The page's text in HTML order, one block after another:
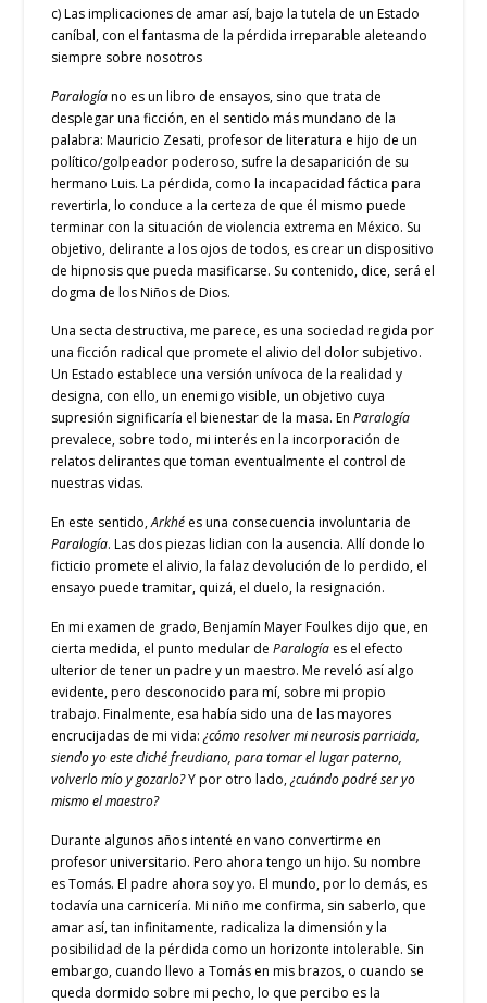
c) Las implicaciones de amar así, bajo la tutela de un Estado
caníbal, con el fantasma de la pérdida irreparable aleteando
siempre sobre nosotros
Paralogíano es un libro de ensayos, sino que trata de
desplegar una ficción, en el sentido más mundano de la
palabra: Mauricio Zesati, profesor de literatura e hijo de un
político/golpeador poderoso, sufre la desaparición de su
hermano Luis. La pérdida, como la incapacidad fáctica para
revertirla, lo conduce a la certeza de que él mismo puede
terminar con la situación de violencia extrema en México. Su
objetivo, delirante a los ojos de todos, es crear un dispositivo
de hipnosis que pueda masificarse. Su contenido, dice, será el
dogma de los Niños de Dios.
Una secta destructiva, me parece, es una sociedad regida por
una ficción radical que promete el alivio del dolor subjetivo.
Un Estado establece una versión unívoca de la realidad y
designa, con ello, un enemigo visible, un objetivo cuya
supresión significaría el bienestar de la masa. EnParalogía
prevalece, sobre todo, mi interés en la incorporación de
relatos delirantes que toman eventualmente el control de
nuestras vidas.
En este sentido,Arkhé es una consecuencia involuntaria de
Paralogía. Las dos piezas lidian con la ausencia. Allí donde lo
ficticio promete el alivio, la falaz devolución de lo perdido, el
ensayo puede tramitar, quizá, el duelo, la resignación.
En mi examen de grado, Benjamín Mayer Foulkes dijo que, en
cierta medida, el punto medular deParalogía es el efecto
ulterior de tener un padre y un maestro. Me reveló así algo
evidente, pero desconocido para mí, sobre mi propio
trabajo. Finalmente, esa había sido una de las mayores
encrucijadas de mi vida:¿cómo resolver mi neurosis parricida,
siendo yo este cliché freudiano, para tomar el lugar paterno,
volverlo mío y gozarlo?Y por otro lado,¿cuándo podré ser yo
mismo el maestro?
Durante algunos años intenté en vano convertirme en
profesor universitario. Pero ahora tengo un hijo. Su nombre
es Tomás. El padre ahora soy yo. El mundo, por lo demás, es
todavía una carnicería. Mi niño me confirma, sin saberlo, que
amar así, tan infinitamente, radicaliza la dimensión y la
posibilidad de la pérdida como un horizonte intolerable. Sin
embargo, cuando llevo a Tomás en mis brazos, o cuando se
queda dormido sobre mi pecho, lo que percibo es la